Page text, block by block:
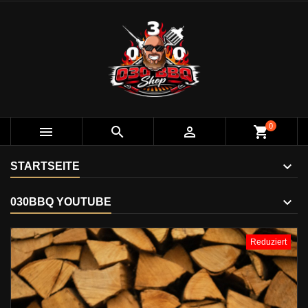
   shopping_cart0
STARTSEITE
030BBQ YOUTUBE
Reduziert